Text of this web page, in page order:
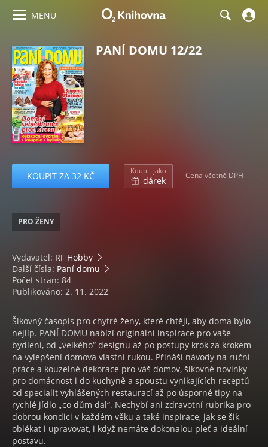
MENU
PANÍ DOMU 12/22
KOUPIT ZA 32 KČ Koupit jako
dárek Cena včetně DPH
PRO ŽENY
Vydavatel: RF Hobby
Další čísla: Paní domu
Počet stran: 84
Publikováno: 2. 11. 2022
Šikovný časopis pro chytré ženy, které chtějí, aby doma bylo
nejlíp. PANÍ DOMU nabízí originální inspirace pro vaše
bydlení, od „velkého“ designu až po postupy krok za krokem
na vylepšení domova vlastní rukou. Přináší návody na ruční
práce a kouzelné dekorace pro váš domov, šikovné novinky
pro domácnost i do kuchyně a spoustu vynikajících receptů
od specialit vyhlášených restaurací až po úsporné tipy na
rychlé jídlo „co dům dal“. Nechybí ani zdravotní rubrika pro
dobrou kondici v každém věku a také inspirace, jak se šik
oblékat i upravovat, i když nemáte dokonalou pleť a ideální
postavu.